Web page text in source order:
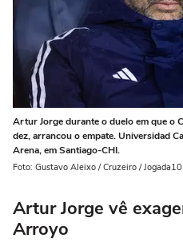
Artur Jorge durante o duelo em que o
dez, arrancou o empate. Universidad
Arena, em Santiago-CHI.
Foto: Gustavo Aleixo / Cruzeiro / Jogada10
Artur Jorge vê
Arroyo